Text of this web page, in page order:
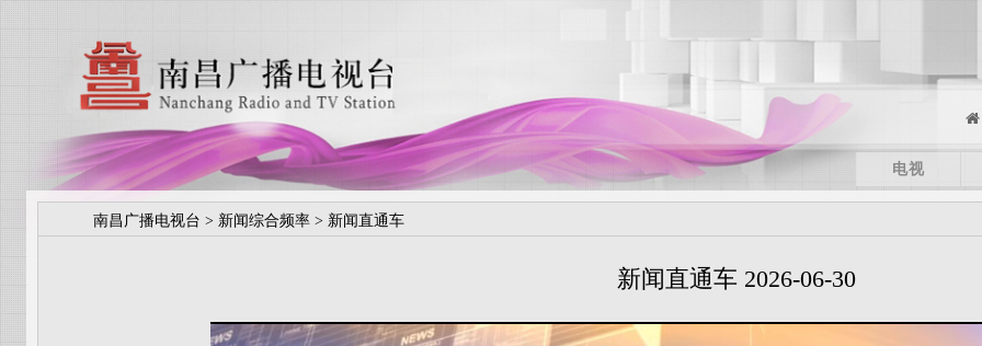
电视
南昌广播电视台 > 新闻综合频率> 新闻直通车
新闻直通车 2026-06-30